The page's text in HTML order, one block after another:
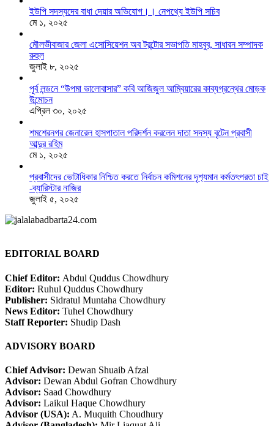
ইউপি সদস্যদের বাধা দেয়ার অভিযোগ।। নেপথ্যে ইউপি সচিব
মে ১, ২০২৫
মৌলভীবাজার জেলা এসোসিয়েশন অব টরন্টোর সভাপতি মাহবুব, সাধারন সম্পাদক
রুহুল
জুলাই ৮, ২০২৫
পূর্ব লন্ডনে “উপমা ভালোবাসার” কবি আজিজুল আম্বিয়ারের কাব্যগ্রন্থের মোড়ক
উন্মোচন
এপ্রিল ৩০, ২০২৫
শমশেরনগর জেনারেল হাসপাতাল পরিদর্শন করলেন দাতা সদস্য বৃটেন প্রবাসী
আব্দুর রহিম
মে ১, ২০২৫
প্রবাসীদের ভোটাধিকার নিশ্চিত করতে নির্বাচন কমিশনের দৃশ‍্যমান কর্মতৎপরতা চাই
-ব্যারিস্টার নাজির
জুলাই ৫, ২০২৫
EDITORIAL BOARD
Chief Editor: Abdul Quddus Chowdhury
Editor: Ruhul Quddus Chowdhury
Publisher: Sidratul Muntaha Chowdhury
News Editor: Tuhel Chowdhury
Staff Reporter: Shudip Dash
ADVISORY BOARD
Chief Advisor: Dewan Shuaib Afzal
Advisor: Dewan Abdul Gofran Chowdhury
Advisor: Saad Chowdhury
Advisor: Laikul Haque Chowdhury
Advisor (USA): A. Muquith Choudhury